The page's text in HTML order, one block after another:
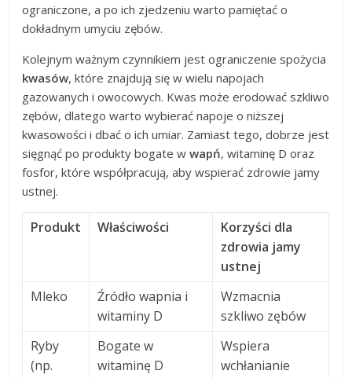
ograniczone, a po ich zjedzeniu warto pamiętać o
dokładnym umyciu zębów.
Kolejnym ważnym czynnikiem jest ograniczenie spożycia
kwasów, które znajdują się w wielu napojach
gazowanych i owocowych. Kwas może erodować szkliwo
zębów, dlatego warto wybierać napoje o niższej
kwasowości i dbać o ich umiar. Zamiast tego, dobrze jest
sięgnąć po produkty bogate wwapń, witaminę D oraz
fosfor, które współpracują, aby wspierać zdrowie jamy
ustnej.
Produkt Właściwości
Korzyści dla
zdrowia jamy
ustnej
Mleko
Źródło wapnia i
witaminy D
Wzmacnia
szkliwo zębów
Ryby
(np.
Bogate w
witaminę D
Wspiera
wchłanianie